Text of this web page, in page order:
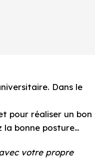
Dans le
pour réaliser un bon
bonne posture…
votre propre